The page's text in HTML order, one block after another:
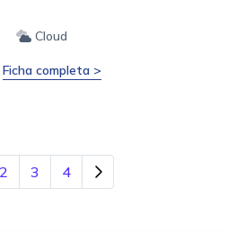
Cloud
Ficha completa >
2 3 4